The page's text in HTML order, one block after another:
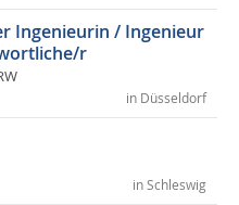
Ingenieurin / Ingenieur
r
in Düsseldorf
in Schleswig